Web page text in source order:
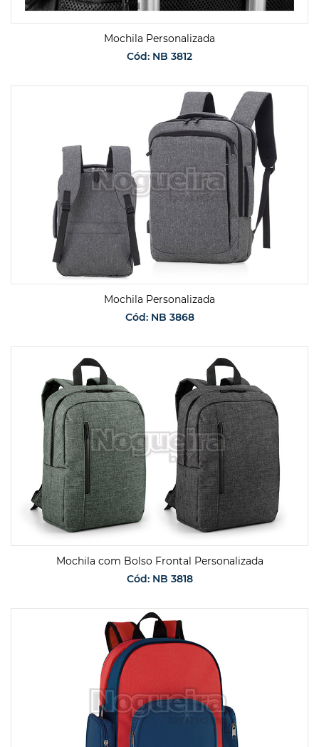
Mochila Personalizada
Cód: NB 3812
SOLICITAR ORÇAMENTO
Mochila Personalizada
Cód: NB 3868
SOLICITAR ORÇAMENTO
Mochila com Bolso Frontal Personalizada
Cód: NB 3818
SOLICITAR ORÇAMENTO